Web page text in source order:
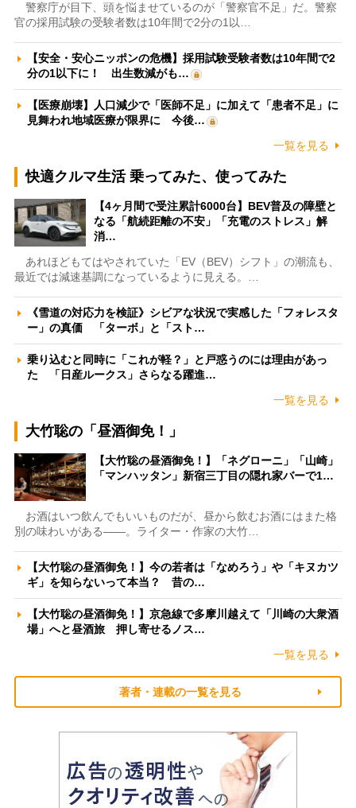
警察庁が目下、頭を悩ませているのが「警察官不足」だ。警察
官の採用試験の受験者数は10年間で2分の1以…
【安全・安心ニッポンの危機】採用試験受験者数は10年間で2
分の1以下に！ 出生数減がも…
【医療崩壊】人口減少で「医師不足」に加えて「患者不足」に
見舞われ地域医療が限界に 今後…
一覧を見る
快適クルマ生活 乗ってみた、使ってみた
【4ヶ月間で受注累計6000台】BEV普及の障壁と
なる「航続距離の不安」「充電のストレス」解
消…
あれほどもてはやされていた「EV（BEV）シフト」の潮流も、
最近では減速基調になっているように見える。…
《雪道の対応力を検証》シビアな状況で実感した「フォレスタ
ー」の真価 「ターボ」と「スト…
乗り込むと同時に「これが軽？」と戸惑うのには理由があっ
た 「日産ルークス」さらなる躍進…
一覧を見る
大竹聡の「昼酒御免！」
【大竹聡の昼酒御免！】「ネグローニ」「山崎」
「マンハッタン」新宿三丁目の隠れ家バーで1…
お酒はいつ飲んでもいいものだが、昼から飲むお酒にはまた格
別の味わいがある――。ライター・作家の大竹…
【大竹聡の昼酒御免！】今の若者は「なめろう」や「キヌカツ
ギ」を知らないって本当？ 昔の…
【大竹聡の昼酒御免！】京急線で多摩川越えて「川崎の大衆酒
場」へと昼酒旅 押し寄せるノス…
一覧を見る
著者・連載の一覧を見る